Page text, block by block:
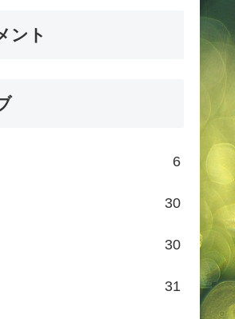
ント
6
30
30
31